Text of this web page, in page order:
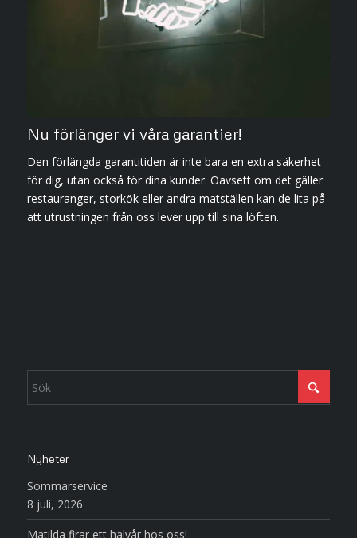
Nu förlänger vi våra garantier!
Den förlängda garantitiden är inte bara en extra säkerhet
för dig, utan också för dina kunder. Oavsett om det gäller
restauranger, storkök eller andra matställen kan de lita på
att utrustningen från oss lever upp till sina löften.
Nyheter
Sommarservice
8 juli, 2026
Matilda firar ett halvår hos oss!